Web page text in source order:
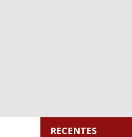
RECENTES